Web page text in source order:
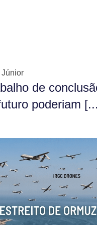
Júnior
de
poderiam